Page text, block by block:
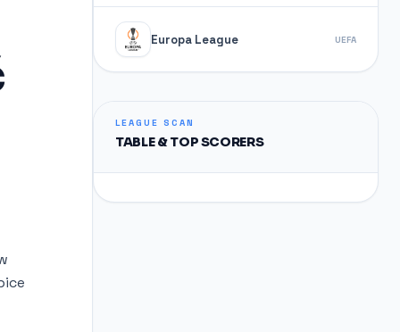
Europa League UEFA
LEAGUE SCAN
TABLE & TOP SCORERS